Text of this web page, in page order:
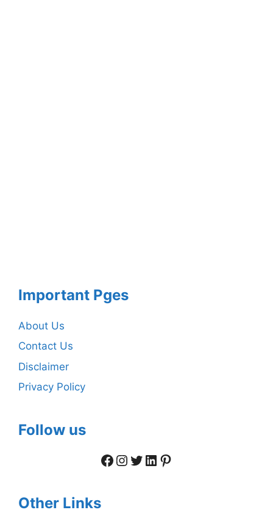
Important Pges
About Us
Contact Us
Disclaimer
Privacy Policy
Follow us
Facebook
Instagram
Twitter
LinkedIn
Pinterest
Other Links